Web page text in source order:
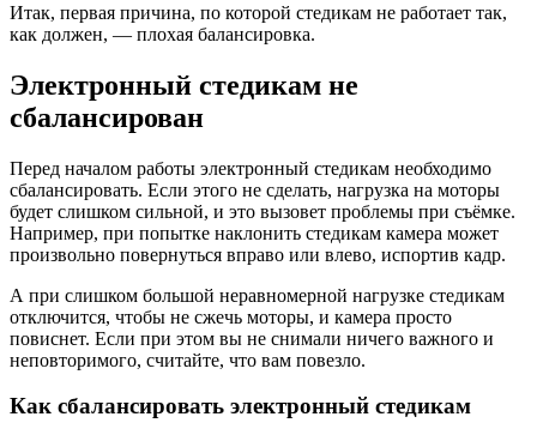
Итак, первая причина, по которой стедикам не работает так,
как должен, — плохая балансировка.
Электронный стедикам не
сбалансирован
Перед началом работы электронный стедикам необходимо
сбалансировать. Если этого не сделать, нагрузка на моторы
будет слишком сильной, и это вызовет проблемы при съёмке.
Например, при попытке наклонить стедикам камера может
произвольно повернуться вправо или влево, испортив кадр.
А при слишком большой неравномерной нагрузке стедикам
отключится, чтобы не сжечь моторы, и камера просто
повиснет. Если при этом вы не снимали ничего важного и
неповторимого, считайте, что вам повезло.
Как сбалансировать электронный стедикам